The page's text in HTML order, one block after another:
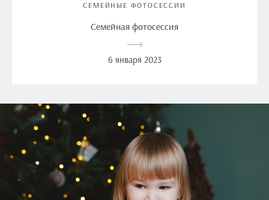
СЕМЕЙНЫЕ ФОТОСЕССИИ
Семейная фотосессия
6 января 2023